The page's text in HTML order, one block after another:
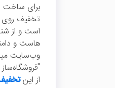
تخفیف روی
هاست و
وب‌سایت
از این